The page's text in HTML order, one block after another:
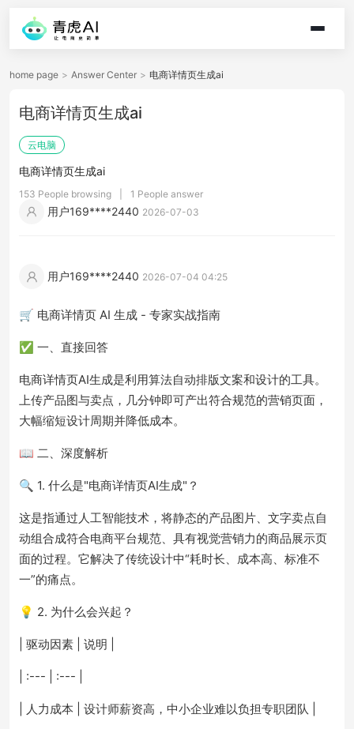
home page > Answer Center > 电商详情页生成ai
电商详情页生成ai
云电脑
电商详情页生成ai
153 People browsing 1 People answer
用户169****2440 2026-07-03
用户169****2440 2026-07-04 04:25
🛒 电商详情页 AI 生成 - 专家实战指南
✅ 一、直接回答
电商详情页AI生成是利用算法自动排版文案和设计的工具。
上传产品图与卖点，几分钟即可产出符合规范的营销页面，
大幅缩短设计周期并降低成本。
📖 二、深度解析
🔍 1. 什么是"电商详情页AI生成"？
这是指通过人工智能技术，将静态的产品图片、文字卖点自
动组合成符合电商平台规范、具有视觉营销力的商品展示页
面的过程。它解决了传统设计中“耗时长、成本高、标准不
一”的痛点。
💡 2. 为什么会兴起？
| 驱动因素 | 说明 |
| :--- | :--- |
| 人力成本 | 设计师薪资高，中小企业难以负担专职团队 |